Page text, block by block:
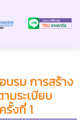
บรม การสร้าง
มระเบียบ
งที่ 1